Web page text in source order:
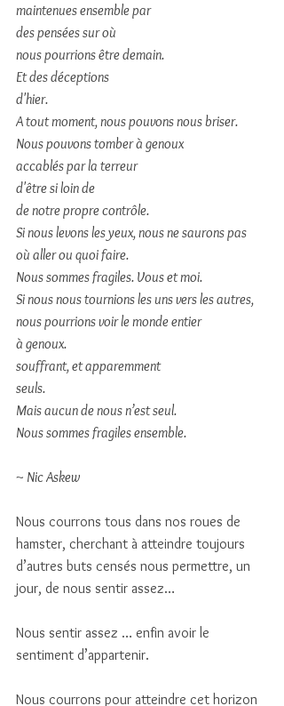
maintenues ensemble par
des pensées sur où
nous pourrions être demain.
Et des déceptions
d'hier.
A tout moment, nous pouvons nous briser.
Nous pouvons tomber à genoux
accablés par la terreur
d'être si loin de
de notre propre contrôle.
Si nous levons les yeux, nous ne saurons pas
où aller ou quoi faire.
Nous sommes fragiles. Vous et moi.
Si nous nous tournions les uns vers les autres,
nous pourrions voir le monde entier
à genoux.
souffrant, et apparemment
seuls.
Mais aucun de nous n’est seul.
Nous sommes fragiles ensemble.
~ Nic Askew
Nous courrons tous dans nos roues de
hamster, cherchant à atteindre toujours
d’autres buts censés nous permettre, un
jour, de nous sentir assez…
Nous sentir assez … enfin avoir le
sentiment d’appartenir.
Nous courrons pour atteindre cet horizon